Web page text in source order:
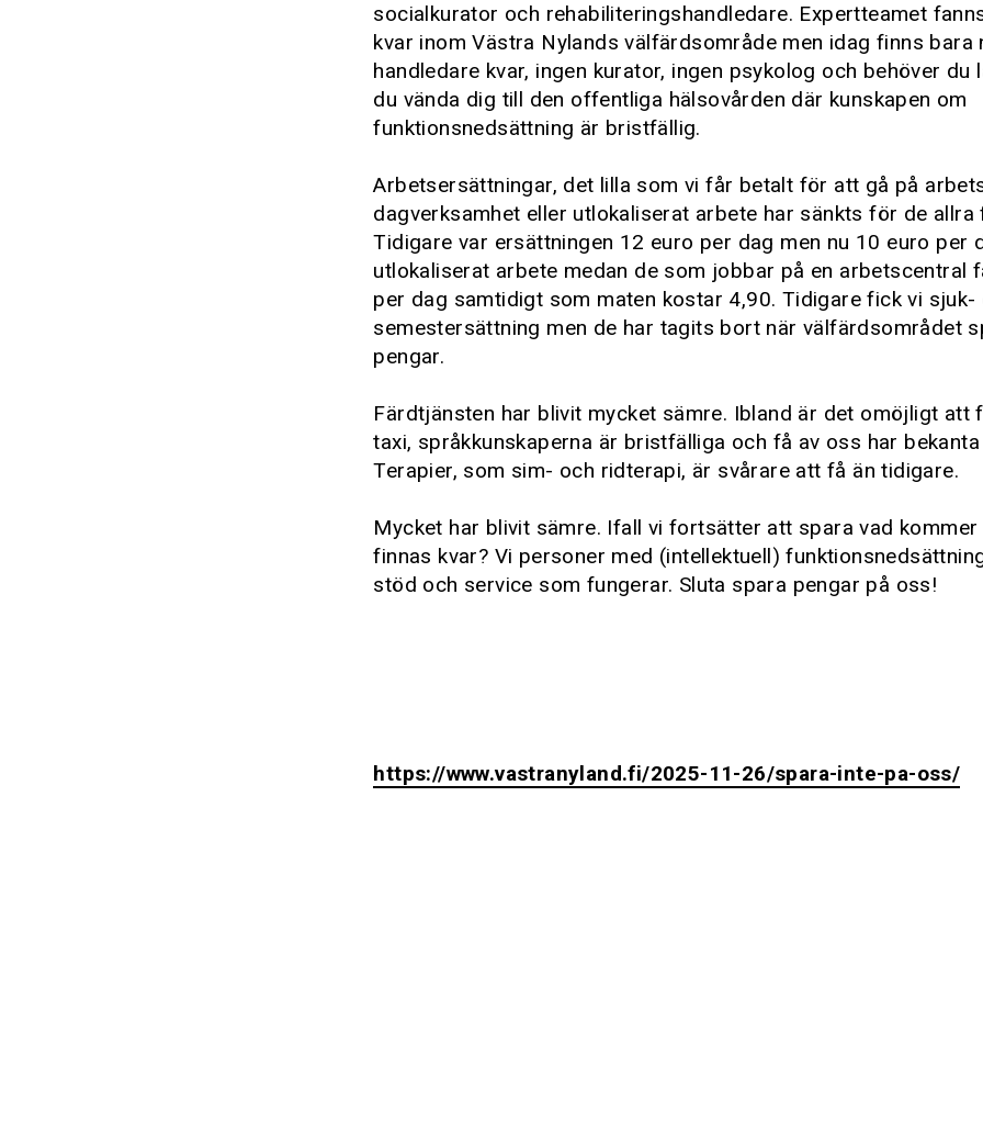
socialkurator och rehabiliteringshandledare. Expertteamet
kvar inom Västra Nylands välfärdsområde men idag finns bara
handledare kvar, ingen kurator, ingen psykolog och behöver du
du vända dig till den offentliga hälsovården där kunskapen om
funktionsnedsättning är bristfällig.
Arbetsersättningar, det lilla som vi får betalt för att gå på
dagverksamhet eller utlokaliserat arbete har sänkts för de allra
Tidigare var ersättningen 12 euro per dag men nu 10 euro per
utlokaliserat arbete medan de som jobbar på en arbetscentral
per dag samtidigt som maten kostar 4,90. Tidigare fick vi sjuk-
semestersättning men de har tagits bort när välfärdsområdet
pengar.
Färdtjänsten har blivit mycket sämre. Ibland är det omöjligt att
taxi, språkkunskaperna är bristfälliga och få av oss har
Terapier, som sim- och ridterapi, är svårare att få än tidigare.
Mycket har blivit sämre. Ifall vi fortsätter att spara vad
finnas kvar? Vi personer med (intellektuell)
stöd och service som fungerar. Sluta spara pengar på oss!
https://www.vastranyland.fi/2025-11-26/spara-inte-pa-oss/